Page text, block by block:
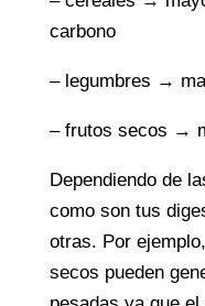
carbono
– legumbres →
– frutos secos →
Dependiendo de
como son tus
otras. Por
secos pueden